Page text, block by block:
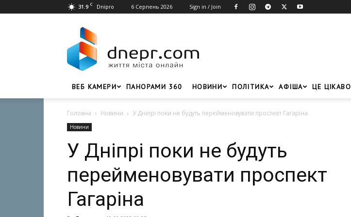
31.9 C Dnipro 6 Серпень 2026 Sign in / Join
Головний
портал
Дніпра
ВЕБ КАМЕРИ ПАНОРАМИ 360 НОВИНИ ПОЛІТИКА АФІША ЦЕ ЦІКАВО
Головна Новини У Дніпрі поки не будуть перейменовувати проспект Гагаріна
Новини
У Дніпрі поки не будуть
перейменовувати проспект
Гагаріна